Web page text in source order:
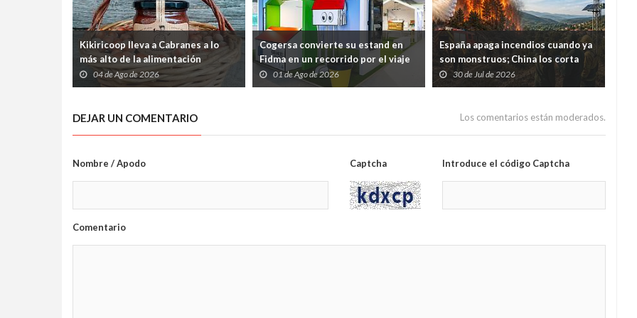
Kikiricoop lleva a Cabranes a lo
más alto de la alimentación
ecológica española
04 de Ago de 2026
Cogersa convierte su estand en
Fidma en un recorrido por el viaje
de los residuos desde casa hasta
su reciclaje
01 de Ago de 2026
España apaga incendios cuando ya
son monstruos; China los corta
antes de que nazcan
30 de Jul de 2026
DEJAR UN COMENTARIO Los comentarios están moderados.
Nombre / Apodo Captcha Introduce el código Captcha
Comentario